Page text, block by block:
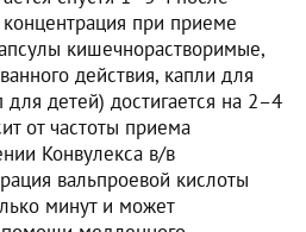
при приеме
кишечнорастворимые,
действия, капли для
детей) достигается на 2–4
от частоты приема
Конвулекса в/в
вальпроевой кислоты
минут и может